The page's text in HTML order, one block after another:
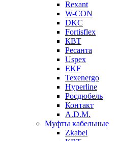
Rexant
W-CON
DKC
Fortisflex
КВТ
Ресанта
Uspex
EKF
Texenergo
Hyperline
Росдюбель
Контакт
A.D.M.
Муфты кабельные
Zkabel